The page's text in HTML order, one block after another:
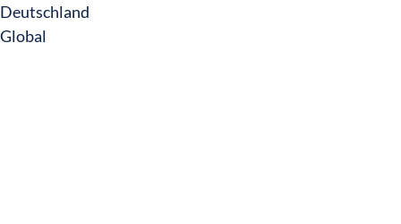
Deutschland
Global